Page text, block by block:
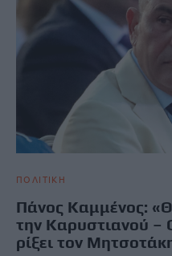
ΠΟΛΙΤΙΚΗ
Πάνος Καμμένος:
την Καρυστιανού –
ρίξει τον